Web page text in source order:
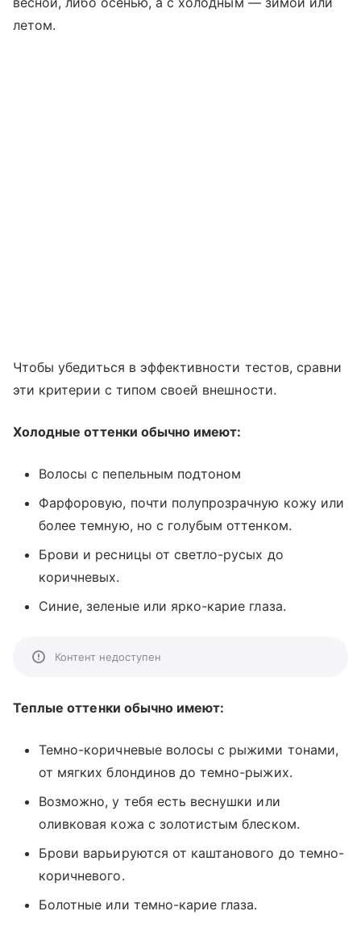
летом.
Чтобы убедиться в эффективности тестов, сравни
эти критерии с типом своей внешности.
Холодные оттенки обычно имеют:
Волосы с пепельным подтоном
Фарфоровую, почти полупрозрачную кожу или
более темную, но с голубым оттенком.
Брови и ресницы от светло-русых до
коричневых.
Синие, зеленые или ярко-карие глаза.
Контент недоступен
Теплые оттенки обычно имеют:
Темно-коричневые волосы с рыжими тонами,
от мягких блондинов до темно-рыжих.
Возможно, у тебя есть веснушки или
оливковая кожа с золотистым блеском.
Брови варьируются от каштанового до темно-
коричневого.
Болотные или темно-карие глаза.